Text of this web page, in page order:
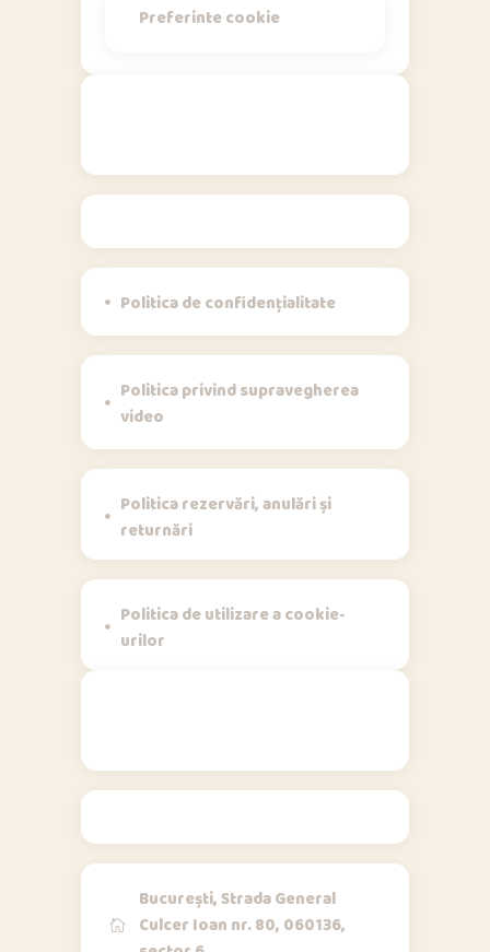
Preferinte cookie
Politica de confidențialitate
Politica privind supravegherea
video
Politica rezervări, anulări și
returnări
Politica de utilizare a cookie-
urilor
București, Strada General
Culcer Ioan nr. 80, 060136,